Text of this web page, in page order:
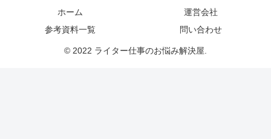
ホーム
運営会社
参考資料一覧
問い合わせ
© 2022 ライター仕事のお悩み解決屋.